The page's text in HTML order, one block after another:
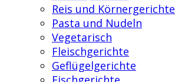
Reis und Körnergerichte
Pasta und Nudeln
Vegetarisch
Fleischgerichte
Geflügelgerichte